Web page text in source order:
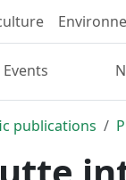
Events
publications